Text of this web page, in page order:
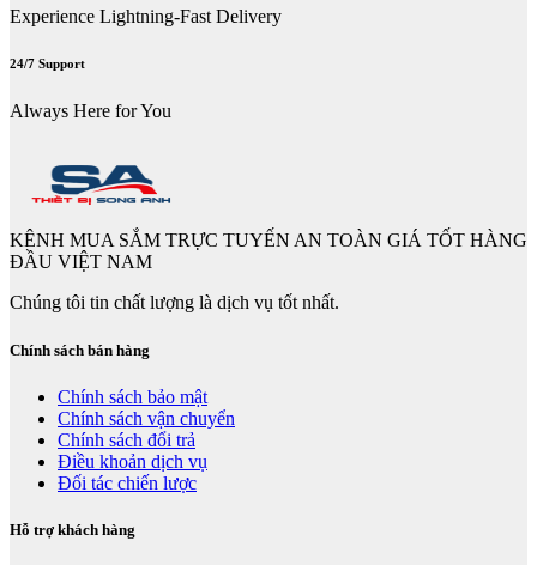
Experience Lightning-Fast Delivery
24/7 Support
Always Here for You
KÊNH MUA SẮM TRỰC TUYẾN AN TOÀN GIÁ TỐT HÀNG
ĐẦU VIỆT NAM
Chúng tôi tin chất lượng là dịch vụ tốt nhất.
Chính sách bán hàng
Chính sách bảo mật
Chính sách vận chuyển
Chính sách đổi trả
Điều khoản dịch vụ
Đối tác chiến lược
Hỗ trợ khách hàng